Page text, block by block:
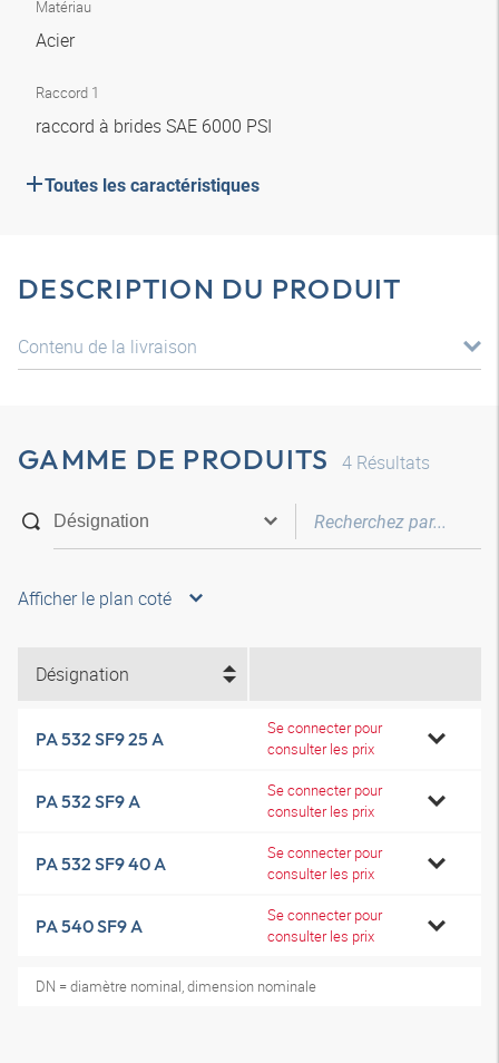
Matériau
Acier
Raccord 1
raccord à brides SAE 6000 PSI
Toutes les caractéristiques
DESCRIPTION DU PRODUIT
Contenu de la livraison
GAMME DE PRODUITS 4 Résultats
Afficher le plan coté
Désignation
PA 532 SF9 25 A
Se connecter pour
consulter les prix
PA 532 SF9 A
Se connecter pour
consulter les prix
PA 532 SF9 40 A
Se connecter pour
consulter les prix
PA 540 SF9 A
Se connecter pour
consulter les prix
DN = diamètre nominal, dimension nominale